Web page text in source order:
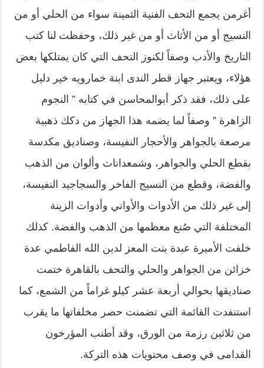
أغرمن بجمع التحف الفنية الثمينة سواء من الحلي أو من
النسيج أو من الأثاث أو من غير ذلك، وحفظت لنا كتب
التاريخ والأدب وصفاً لكنوز التحف التي كان يمتلكها بعض
هؤلاء، ويعتبر جهاز قطر الندى ابنة خمارويه خير دليل
على ذلك، فقد ذكر أبوالمحاسن في كتابه ” النجوم
الزاهرة ” وصفاً لما يضمه هذا الجهاز من دكك ذهبية
مرصعة بالجواهر والأحجار النفيسة، وصناديق مكدسة
بقطع الحلي والجواهر، وشمعدانات وألوان من الذهب
والفضة، وقطع من النسيج الفاخر والسجاجيد النفيسة،
إلى غير ذلك من الأدوات والأواني وأدوات الزينة
المختلفة التي صُنع معظمها من الذهب والفضة. كذلك
خلفت الأميرة عبدة بنت المعز لدين الله الفاطمي عدة
خزائن من الجواهر والحلي والتحف بالقاهرة ختمت
صناديقها بحوالي أربعة عشر كيلو غراماً من الشمع، كما
استنفدت القائمة التي تضمنت حصر مخلفاتها ما يقرب
من ثلاثين رزمة من الورق، وقد أطنب المؤرخون
القدامى في وصف محتويات هذه التركة.